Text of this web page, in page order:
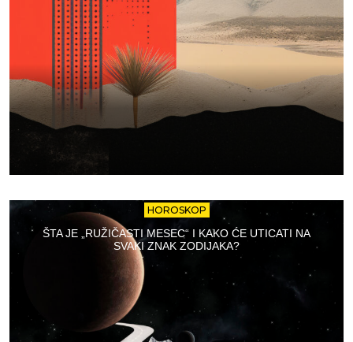
HOROSKOP
ŠTA JE „RUŽIČASTI MESEC“ I KAKO ĆE UTICATI NA
SVAKI ZNAK ZODIJAKA?